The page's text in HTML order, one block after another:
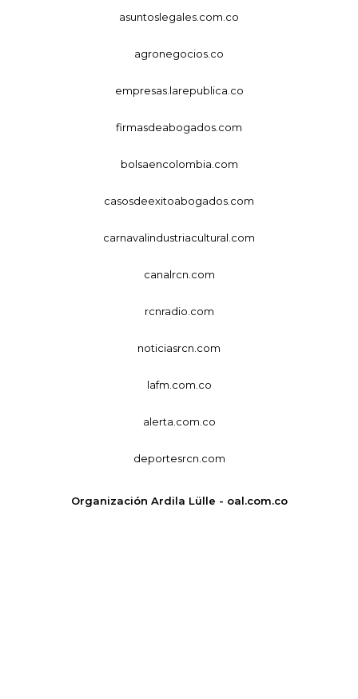
asuntoslegales.com.co
agronegocios.co
empresas.larepublica.co
firmasdeabogados.com
bolsaencolombia.com
casosdeexitoabogados.com
carnavalindustriacultural.com
canalrcn.com
rcnradio.com
noticiasrcn.com
lafm.com.co
alerta.com.co
deportesrcn.com
Organización Ardila Lülle - oal.com.co